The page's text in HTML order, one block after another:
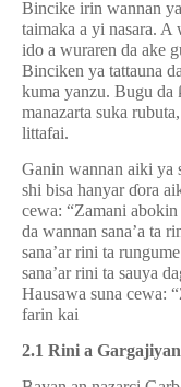
Bincike irin wannan
taimaka a yi nasara. A
ido a wuraren da ake
Binciken ya tattauna
kuma yanzu. Bugu da
manazarta suka
littafai.
Ganin wannan aiki ya
shi bisa hanyarɗora
cewa: “Zamani
da wannan sana’a ta
sana’ar rini ta
sana’ar rini ta sauya
Hausawa suna cewa:
farin kai
2.1 Rini a